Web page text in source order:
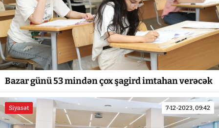
Bazar günü 53 mindən çox şagird imtahan verəcək
Siyasət 7-12-2023, 09:42